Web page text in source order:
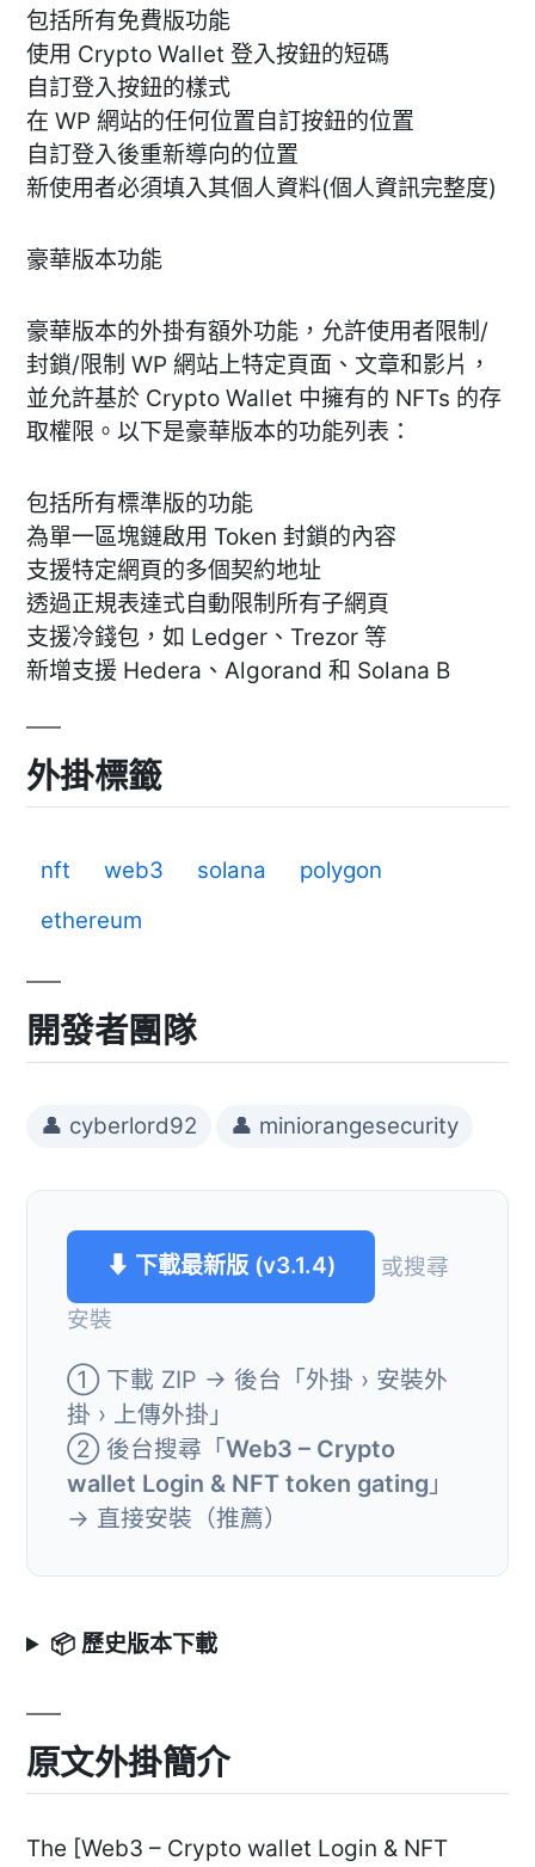
包括所有免費版功能
使用 Crypto Wallet 登入按鈕的短碼
自訂登入按鈕的樣式
在 WP 網站的任何位置自訂按鈕的位置
自訂登入後重新導向的位置
新使用者必須填入其個人資料(個人資訊完整度)
豪華版本功能
豪華版本的外掛有額外功能，允許使用者限制/
封鎖/限制 WP 網站上特定頁面、文章和影片，
並允許基於 Crypto Wallet 中擁有的 NFTs 的存
取權限。以下是豪華版本的功能列表：
包括所有標準版的功能
為單一區塊鏈啟用 Token 封鎖的內容
支援特定網頁的多個契約地址
透過正規表達式自動限制所有子網頁
支援冷錢包，如 Ledger、Trezor 等
新增支援 Hedera、Algorand 和 Solana B
外掛標籤
nft web3 solana
polygon
ethereum
開發者團隊
👤 cyberlord92 👤 miniorangesecurity
⬇ 下載最新版 (v3.1.4)
或搜尋
安裝
① 下載 ZIP → 後台「外掛 › 安裝外
掛 › 上傳外掛」
② 後台搜尋「Web3 – Crypto
wallet Login & NFT token gating 」
→ 直接安裝（推薦）
📦 歷史版本下載
原文外掛簡介
The [Web3 – Crypto wallet Login & NFT